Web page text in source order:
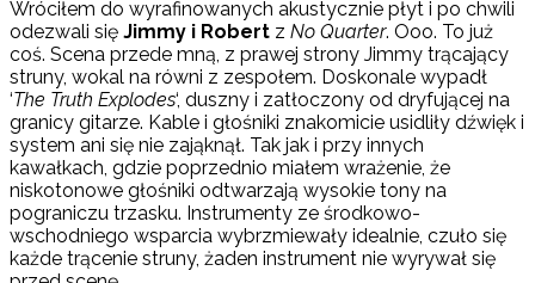
Wróciłem do wyrafinowanych akustycznie płyt i po chwili
odezwali się Jimmy i Robert z No Quarter. Ooo. To już
coś. Scena przede mną, z prawej strony Jimmy trącający
struny, wokal na równi z zespołem. Doskonale wypadł
‘The Truth Explodes‘, duszny i zatłoczony od dryfującej na
granicy gitarze. Kable i głośniki znakomicie usidliły dźwięk i
system ani się nie zająknął. Tak jak i przy innych
kawałkach, gdzie poprzednio miałem wrażenie, że
niskotonowe głośniki odtwarzają wysokie tony na
pograniczu trzasku. Instrumenty ze środkowo-
wschodniego wsparcia wybrzmiewały idealnie, czuło się
każde trącenie struny, żaden instrument nie wyrywał się